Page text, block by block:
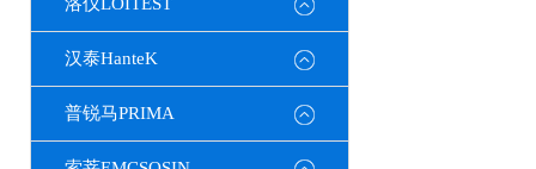
汉泰HanteK
普锐马PRIMA